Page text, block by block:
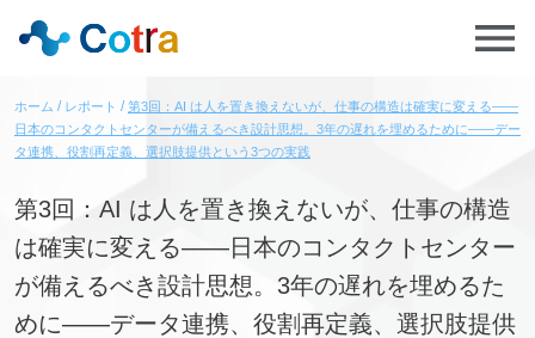
ホーム レポート
第3回：AI は人を置き換えないが、仕事の構造は確実に変える――
日本のコンタクトセンターが備えるべき設計思想。3年の遅れを埋めるために――デー
タ連携、役割再定義、選択肢提供という3つの実践
第3回：AI は人を置き換えないが、仕事の構造
は確実に変える――日本のコンタクトセンター
が備えるべき設計思想。3年の遅れを埋めるた
めに――データ連携、役割再定義、選択肢提供